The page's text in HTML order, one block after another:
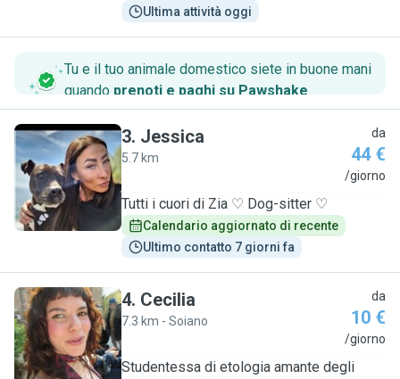
Ultima attività oggi
Tu e il tuo animale domestico siete in buone mani
quando prenoti e paghi su Pawshake.
J
3. Jessica
5.7 km
da
44 €
/giorno
Tutti i cuori di Zia ♡ Dog-sitter ♡
Calendario aggiornato di recente
Ultimo contatto 7 giorni fa
C
4. Cecilia
7.3 km - Soiano
da
10 €
/giorno
Studentessa di etologia amante degli